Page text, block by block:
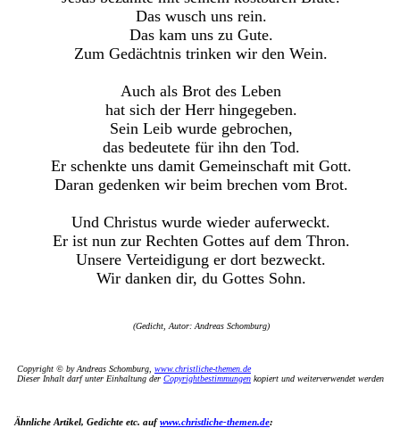
Das wusch uns rein.
Das kam uns zu Gute.
Zum Gedächtnis trinken wir den Wein.
Auch als Brot des Leben
hat sich der Herr hingegeben.
Sein Leib wurde gebrochen,
das bedeutete für ihn den Tod.
Er schenkte uns damit Gemeinschaft mit Gott.
Daran gedenken wir beim brechen vom Brot.
Und Christus wurde wieder auferweckt.
Er ist nun zur Rechten Gottes auf dem Thron.
Unsere Verteidigung er dort bezweckt.
Wir danken dir, du Gottes Sohn.
(Gedicht, Autor: Andreas Schomburg)
Copyright © by Andreas Schomburg, www.christliche-themen.de
Dieser Inhalt darf unter Einhaltung der Copyrightbestimmungen kopiert und weiterverwendet werden
Ähnliche Artikel, Gedichte etc. aufwww.christliche-themen.de: